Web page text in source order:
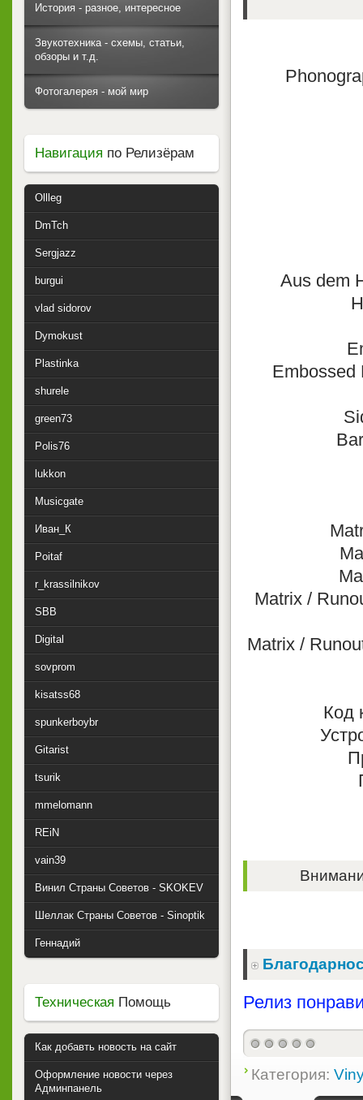
Aus dem
Embossed
Matrix /
Matrix /
Код
Релиз
Категория:
История - разное, интересное
Звукотехника - схемы, статьи,
обзоры и т.д.
Фотогалерея - мой мир
Навигация по Релизёрам
Ollleg
DmTch
Sergjazz
burgui
vlad sidorov
Dymokust
Plastinka
shurele
green73
Polis76
lukkon
Musicgate
Иван_К
Poitaf
r_krassilnikov
SBB
Digital
sovprom
kisatss68
spunkerboybr
Gitarist
tsurik
mmelomann
REiN
vain39
Винил Страны Советов - SKOKEV
Шеллак Страны Советов - Sinoptik
Геннадий
Техническая Помощь
Как добавть новость на сайт
Оформление новости через
Админпанель